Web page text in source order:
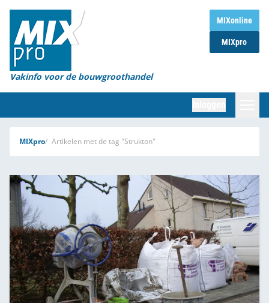
MIXonline
MIXpro
Vakinfo voor de bouwgroothandel
Home
Magazines
Organisaties
Marktcijfers
Word abonnee
Partners
MIXpro Artikelen met de tag "Strukton"